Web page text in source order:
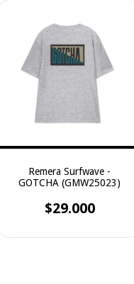
Remera Surfwave -
GOTCHA (GMW25023)
$29.000